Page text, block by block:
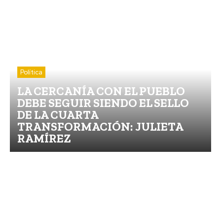
Política
LA CERCANÍA CON EL PUEBLO
DEBE SEGUIR SIENDO EL SELLO
DE LA CUARTA
TRANSFORMACIÓN: JULIETA
RAMÍREZ